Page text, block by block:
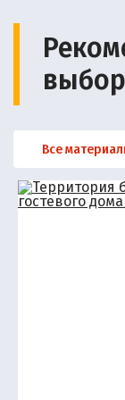
Все